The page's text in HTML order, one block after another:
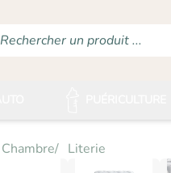
Rechercher un produit ...
Chambre Literie